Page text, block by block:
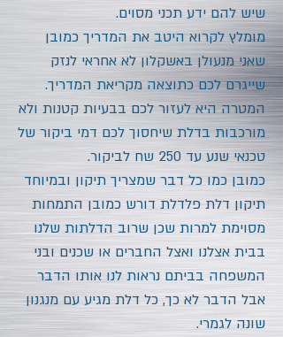
שיש להם ידע תכני מסוים.
מומלץ לקרוא היטב את המדריך כמובן
שאני מנעולן באשקלון לא אחראי לנזק
שייגרם לכם כתוצאה מקריאת המדריך.
המטרההיא לעזור לכם בבעיות קטנות ולא
מורכבות בדלת שיחסוך לכם דמי ביקור של
טכנאי שנע עד 250 שח לביקור.
כמובן כמו כל דבר שמצריך תיקון ובמיוחד
תיקון דלת פלדלת דורש כמובן התמחות
מסוימת למרות שכן שרוב הדלתות שלנו
בבית אצלנו ואצל החברים או שכנים ובני
המשפחה בביתם נראות לנו אותו הדבר
אבל הדבר לא כך, כל דלת מגיע עם מנגנון
שונה לגמרי.